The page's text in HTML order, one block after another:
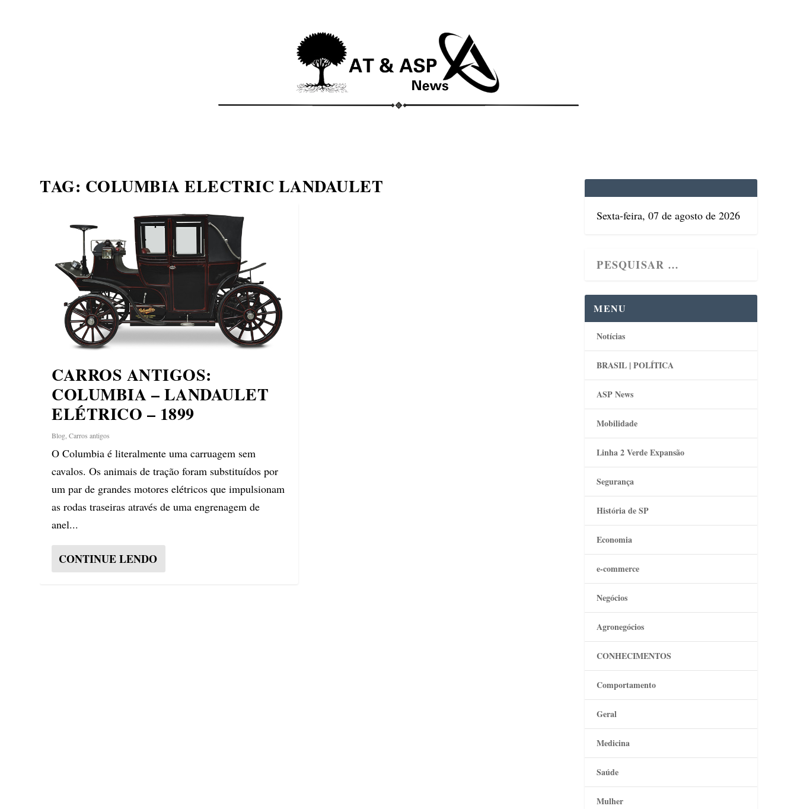
TAG: COLUMBIA ELECTRIC LANDAULET
CARROS ANTIGOS:
COLUMBIA – LANDAULET
ELÉTRICO – 1899
Blog,Carros antigos
O Columbia é literalmente uma carruagem sem
cavalos. Os animais de tração foram substituídos por
um par de grandes motores elétricos que impulsionam
as rodas traseiras através de uma engrenagem de
anel...
CONTINUE LENDO
Sexta-feira, 07 de agosto de 2026
MENU
Notícias
BRASIL | POLÍTICA
ASP News
Mobilidade
Linha 2 Verde Expansão
Segurança
História de SP
Economia
e-commerce
Negócios
Agronegócios
CONHECIMENTOS
Comportamento
Geral
Medicina
Saúde
Mulher